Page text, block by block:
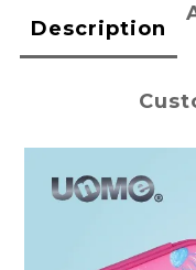
Description